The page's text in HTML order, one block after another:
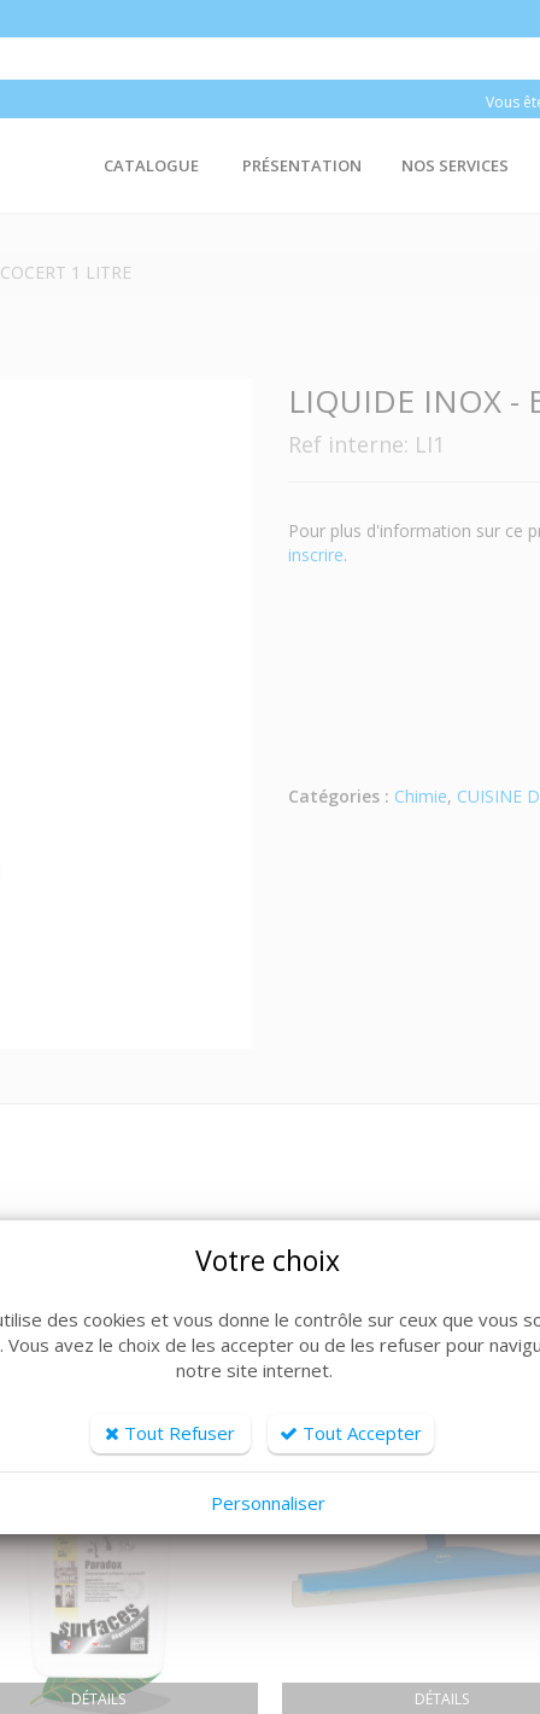
Vous
CATALOGUE PRÉSENTATION NOS SERVICES
1 LITRE
LIQUIDE INOX -
Ref interne: LI1
Pour plus d'information sur ce
inscrire.
Catégories : Chimie, CUISINE
ARTICLES CONNEXES
de produits, découvrez également ces produits
DÉTAILS DÉTAILS
Votre choix
des cookies et vous donne le contrôle sur ceux que vous
Vous avez le choix de les accepter ou de les refuser pour
notre site internet.
Tout Refuser Tout Accepter
Personnaliser